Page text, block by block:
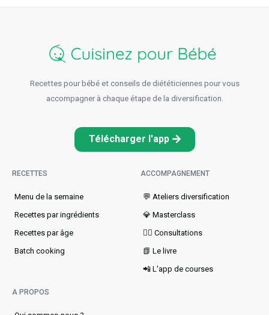
Recettes pour bébé et conseils de diététiciennes pour vous
accompagner à chaque étape de la diversification.
Télécharger l'app
RECETTES
Menu de la semaine​
Recettes par ingrédients
Recettes par âge
Batch cooking
ACCOMPAGNEMENT
💬 Ateliers diversification
💎 Masterclass
👩‍⚕️ Consultations
📗 Le livre
📲 L'app de courses
A PROPOS